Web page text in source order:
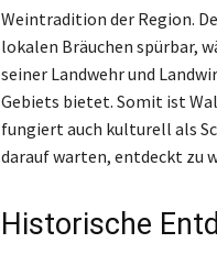
Weintradition der Region.
lokalen Bräuchen spürbar,
seiner Landwehr und
Gebiets bietet. Somit ist
fungiert auch kulturell als
darauf warten, entdeckt zu
Historische